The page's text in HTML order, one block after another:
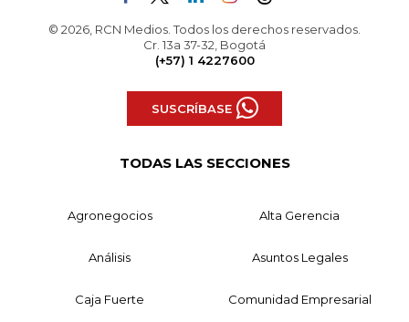
© 2026, RCN Medios. Todos los derechos reservados.
Cr. 13a 37-32, Bogotá
(+57) 1 4227600
SUSCRÍBASE
TODAS LAS SECCIONES
Agronegocios Alta Gerencia
Análisis Asuntos Legales
Caja Fuerte Comunidad Empresarial